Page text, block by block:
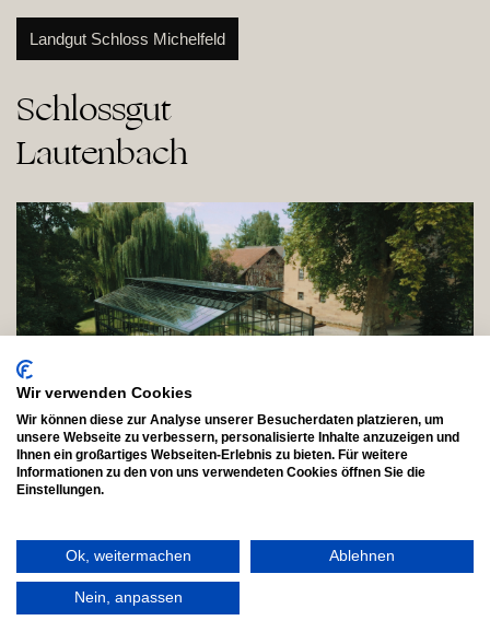
Landgut Schloss Michelfeld
Schlossgut
Lautenbach
vereint das Schlossgut Lautenbach rustikale Eleganz mit
historischem Charme. Die romantische Atmosphäre, weitläufige
Natur und stilvolle Räumlichkeiten machen es zur perfekten
Wir verwenden Cookies
Wir können diese zur Analyse unserer Besucherdaten platzieren, um
unsere Webseite zu verbessern, personalisierte Inhalte anzuzeigen und
Ihnen ein großartiges Webseiten-Erlebnis zu bieten. Für weitere
Informationen zu den von uns verwendeten Cookies öffnen Sie die
Einstellungen.
Ok, weitermachen Ablehnen
Nein, anpassen